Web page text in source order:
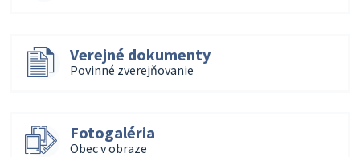
Verejné dokumenty
Povinné zverejňovanie
Fotogaléria
Obec v obraze